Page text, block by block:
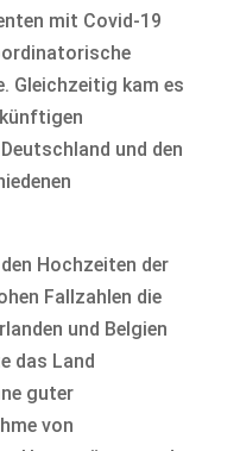
mit Covid-19
Gleichzeitig kam es
und den
Hochzeiten der
Fallzahlen die
und Belgien
das Land
guter
von